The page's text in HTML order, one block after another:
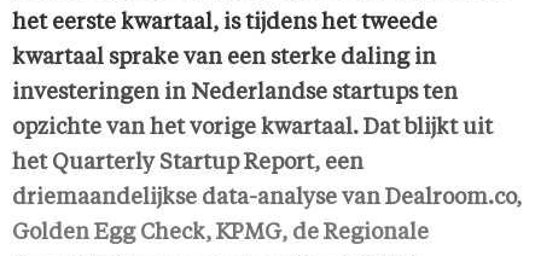
het eerste kwartaal, is tijdens het tweede
kwartaal sprake van een sterke daling in
investeringen in Nederlandse startups ten
opzichte van het vorige kwartaal. Dat blijkt uit
het Quarterly Startup Report, een
driemaandelijkse data-analyse van Dealroom.co,
Golden Egg Check, KPMG, de Regionale